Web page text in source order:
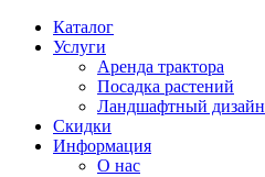
Каталог
Услуги
Аренда трактора
Посадка растений
Ландшафтный дизайн
Скидки
Информация
О нас